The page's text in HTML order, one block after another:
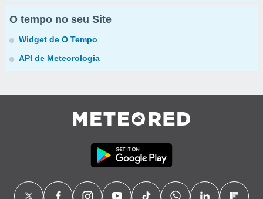
O tempo no seu Site
Widget de O Tempo
API de Meteorologia